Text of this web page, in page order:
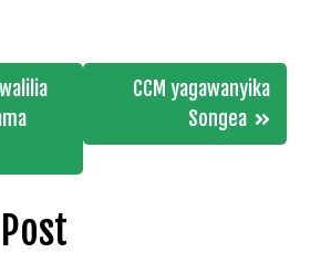
CCM yagawanyika
Songea